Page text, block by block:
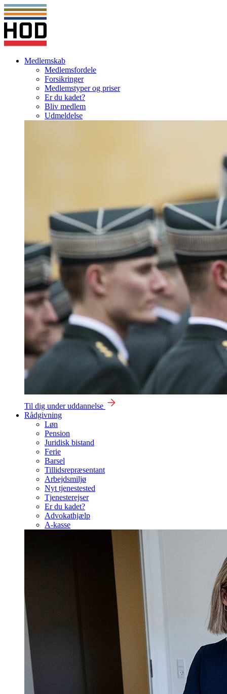
Medlemskab
Medlemsfordele
Forsikringer
Medlemstyper og priser
Er du kadet?
Bliv medlem
Udmeldelse
Til dig under uddannelse
Rådgivning
Løn
Pension
Juridisk bistand
Ferie
Barsel
Tillidsrepræsentant
Arbejdsmiljø
Nyt tjenestested
Tjenesterejser
Er du kadet?
Advokathjælp
A-kasse